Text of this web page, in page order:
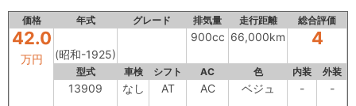
価格 年式 グレード 排気量 走行距離 総合評価
42.0
万円 (昭和-1925)
900cc 66,000km 4
型式 車検 シフト AC 色 内装 外装
13909 なし AT AC ベジュ - -